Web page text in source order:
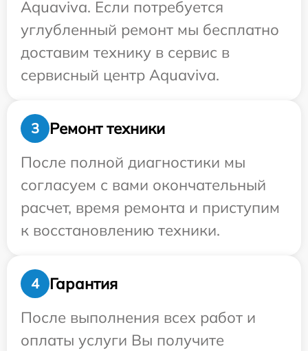
Aquaviva. Если потребуется
углубленный ремонт мы бесплатно
доставим технику в сервис в
сервисный центр Aquaviva.
3
Ремонт техники
После полной диагностики мы
согласуем с вами окончательный
расчет, время ремонта и приступим
к восстановлению техники.
4
Гарантия
После выполнения всех работ и
оплаты услуги Вы получите